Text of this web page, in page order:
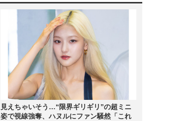
見えちゃいそう…“限界ギリギリ”の超ミニ
姿で視線強奪、ハヌルにファン騒然「これ